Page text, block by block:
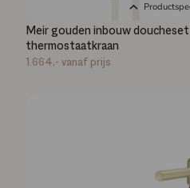
Meir gouden inbouw
thermostaatkraan
1.664,- vanaf prijs